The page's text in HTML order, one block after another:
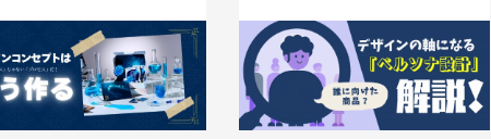
」じゃない「プロセス」だ！デザ
ンセプトはこう作る
事例
「誰に向けた商品？」デザインの軸にな
る「ペルソナ設計」を解説！
2026.06.12
知識 / ノウハウ